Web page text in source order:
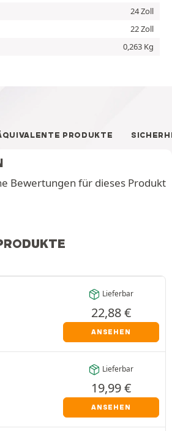
24 Zoll
22 Zoll
0,263 Kg
PRODUKTE
Bewertungen für dieses Produkt
Lieferbar
22,88€
ANSEHEN
Lieferbar
19,99€
ANSEHEN